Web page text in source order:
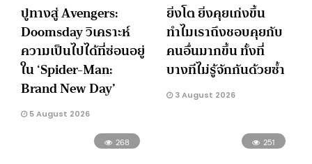
ปูทางสู่ Avengers:
Doomsday วิเคราะห์
ความเป็นไปได้ที่ซ่อนอยู่
ใน ‘Spider-Man:
Brand New Day’
5 August 2026
ยิ่งโต ยิ่งคุยเก่งขึ้น
ทำไมเราถึงชอบคุยกับ
คนอื่นมากขึ้น ทั้งที่
บางทีไม่รู้จักกันด้วยซ้ำ
3 August 2026
268 251